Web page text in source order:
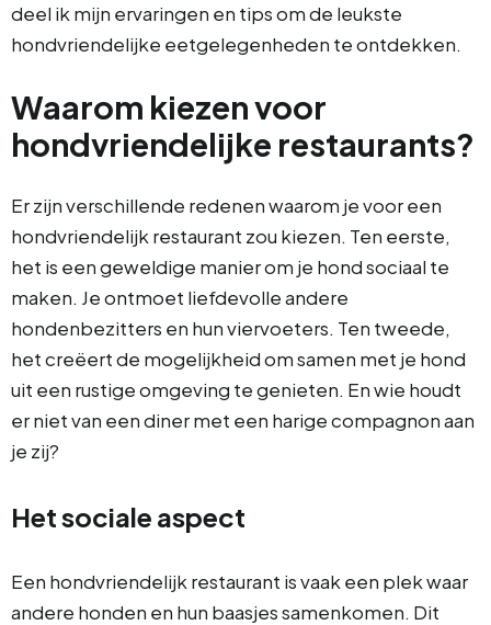
deel ik mijn ervaringen en tips om de leukste
hondvriendelijke eetgelegenheden te ontdekken.
Waarom kiezen voor
hondvriendelijke restaurants?
Er zijn verschillende redenen waarom je voor een
hondvriendelijk restaurant zou kiezen. Ten eerste,
het is een geweldige manier om je hond sociaal te
maken. Je ontmoet liefdevolle andere
hondenbezitters en hun viervoeters. Ten tweede,
het creëert de mogelijkheid om samen met je hond
uit een rustige omgeving te genieten. En wie houdt
er niet van een diner met een harige compagnon aan
je zij?
Het sociale aspect
Een hondvriendelijk restaurant is vaak een plek waar
andere honden en hun baasjes samenkomen. Dit